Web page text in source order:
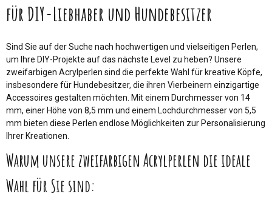
für DIY-Liebhaber und Hundebesitzer
Sind Sie auf der Suche nach hochwertigen und vielseitigen Perlen,
um Ihre DIY-Projekte auf das nächste Level zu heben? Unsere
zweifarbigen Acrylperlen sind die perfekte Wahl für kreative Köpfe,
insbesondere für Hundebesitzer, die ihren Vierbeinern einzigartige
Accessoires gestalten möchten. Mit einem Durchmesser von 14
mm, einer Höhe von 8,5 mm und einem Lochdurchmesser von 5,5
mm bieten diese Perlen endlose Möglichkeiten zur Personalisierung
Ihrer Kreationen.
Warum unsere zweifarbigen Acrylperlen die ideale
Wahl für Sie sind: